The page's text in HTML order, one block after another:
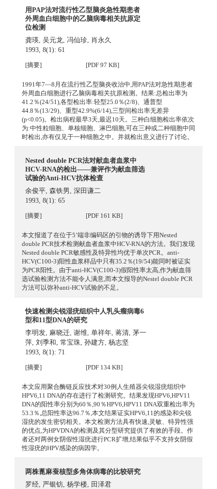
用PAP法对流行性乙型脑炎急性期患者
外周血白细胞中的乙脑病毒相关抗原定
位检测
龚瑛,吴元龙, 冯仙珍, 肖永久
1993, 8(1): 61
[摘要] [PDF 97 KB]
1991年7—8月在流行性乙型脑炎收治中,用PAP法对急性期患者
外周血白细胞进行乙脑病毒相关抗原检测。结果:总检出率为
41.2％(24/51),各型检出率:轻型25.0％(2/8)、通普型
44.8％(13/29)、重型42.9%(6/14),三型间检出率无差异
(p<0.05)。检出病程最早3天,最迟10天。三种白细胞检出率依次
为:中性粒细胞、单核细胞、淋巴细胞,可在三种或二种细胞中同
时检出,亦有仅见于一种细胞之中。并就检出意义进行了讨论。
Nested double PCR法对献血者血浆中
HCV-RNA的检出——兼评作为献血筛选
试验的Anti-HCV抗体检查
余俊平,森铁男 ,深田谦二
1993, 8(1): 65
[摘要] [PDF 161 KB]
本文报道了在位于5’端非编码区的引物的诱导下用Nested
double PCR技术检测献血者血浆中HCV-RNA的方法。我们发现
Nested double PCR敏感性及特异性均优于单次PCR。anti-
HCV(C100-3)阳性血浆样品中只有35.2％(19/54)能同时被证实
为PCR阳性。由于anti-HCV(C100-3)假阳性率太高,作为献血筛
选试验检测方法不能令人满意,而本文报导的Nestel double PCR
方法可以弥补anti-HCV试验的不足。
快速检测尖锐湿疣组织中人乳头瘤病毒6
型和11型DNA的研究
李明发, 麻晓迁,谢维,单祥年,蒋清,茅一
萍,刘季和 ,常宝珠,孙建方,杨志坚
1993, 8(1): 71
[摘要] [PDF 134 KB]
本文应用聚合酶链反应技术对30例人生殖器尖锐湿疣组织中
HPV6,11 DNA的存在进行了检测研究。结果发现HPV6,HPV11
DNA的阳性率分别为60％,90％HPV6,HPV11 DNA双重检出率为
53.3％,总阳性率达96.7％,本文结果证实HPV6,11的感染和尖锐
湿疣的发生密切相关。本文检测方法具有快速,灵敏、特异性强
的优点,为HPVDNA的检测及其分型研究提供了有效的手段。作
者还对两例女阴假性湿疣进行PCR扩增,结果似乎不支持女阴假
性湿疣的HPV感染的病因学。
两株蓖麻蚕核型多角体病毒的比较研究
罗经, 严银钫,杨学楼, 田泽君